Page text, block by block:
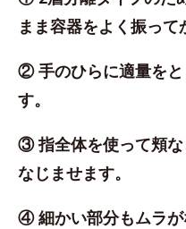
まま容器をよく振って
② 手のひらに適量をと
す。
③ 指全体を使って頬な
なじませます。
④ 細かい部分もムラが